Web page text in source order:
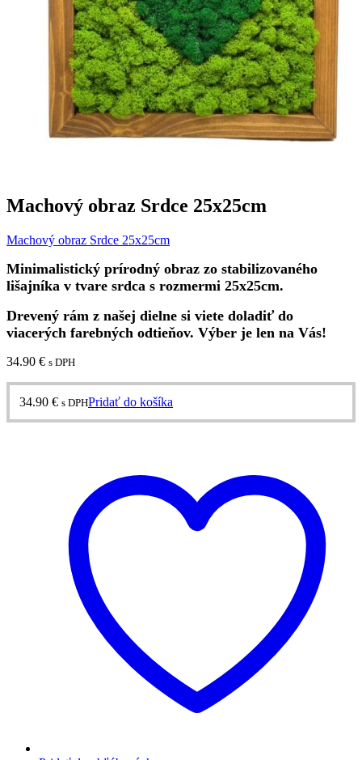
Machový obraz Srdce 25x25cm
Machový obraz Srdce 25x25cm
Minimalistický prírodný obraz zo stabilizovaného
lišajníka v tvare srdca s rozmermi 25x25cm.
Drevený rám z našej dielne si viete doladiť do
viacerých farebných odtieňov. Výber je len na Vás!
34.90 € s DPH
34.90 € s DPHPridať do košíka